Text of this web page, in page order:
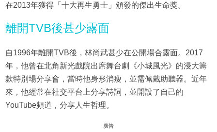
在2013年獲得「十大再生勇士」頒發的傑出生命獎。
離開TVB後甚少露面
自1996年離開TVB後，林尚武甚少在公開場合露面。2017
年，他曾在北角新光戲院出席舞台劇《小城風光》的浸大籌
款特別場分享會，當時他身形消瘦，並需佩戴助聽器。近年
來，他經常在社交平台上分享詩詞，並開設了自己的
YouTube頻道，分享人生哲理。
廣告